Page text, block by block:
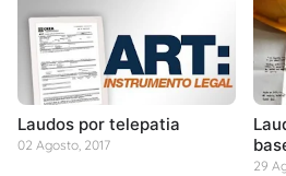
Laudos por telepatia
02 Agosto, 2017
29